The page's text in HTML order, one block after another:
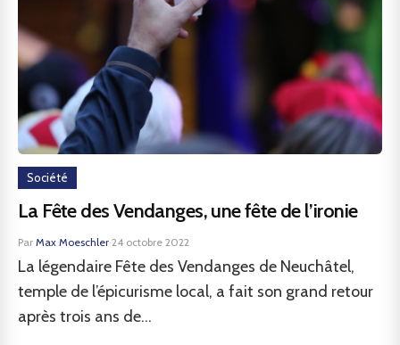
Société
La Fête des Vendanges, une fête de l’ironie
Par Max Moeschler·24 octobre 2022
La légendaire Fête des Vendanges de Neuchâtel,
temple de l’épicurisme local, a fait son grand retour
après trois ans de...